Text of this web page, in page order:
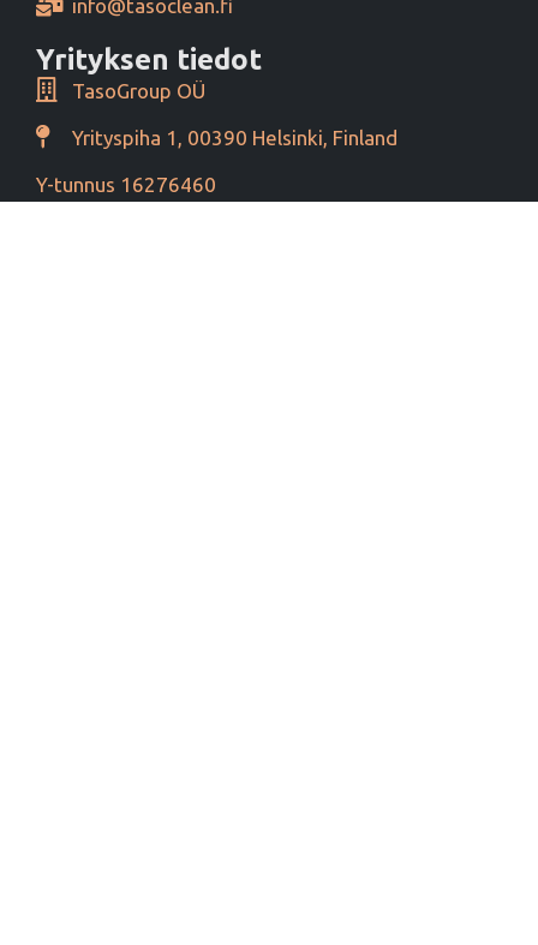
info@tasoclean.fi
Yrityksen tiedot
TasoGroup OÜ
Yrityspiha 1, 00390 Helsinki, Finland
Y-tunnus 16276460